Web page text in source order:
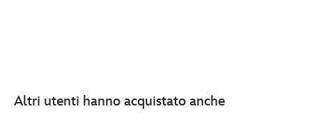
Altri utenti hanno acquistato anche